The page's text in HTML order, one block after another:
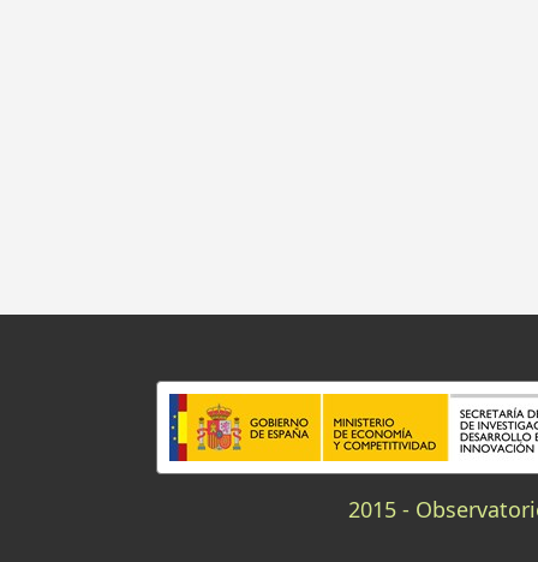
2015 -